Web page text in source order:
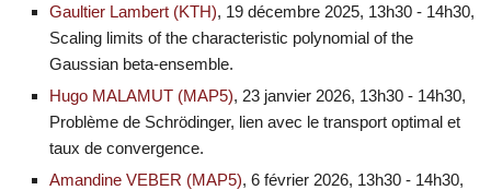
Gaultier Lambert (KTH), 19 décembre 2025, 13h30 - 14h30,
Scaling limits of the characteristic polynomial of the
Gaussian beta-ensemble.
Hugo MALAMUT (MAP5), 23 janvier 2026, 13h30 - 14h30,
Problème de Schrödinger, lien avec le transport optimal et
taux de convergence.
Amandine VEBER (MAP5), 6 février 2026, 13h30 - 14h30,